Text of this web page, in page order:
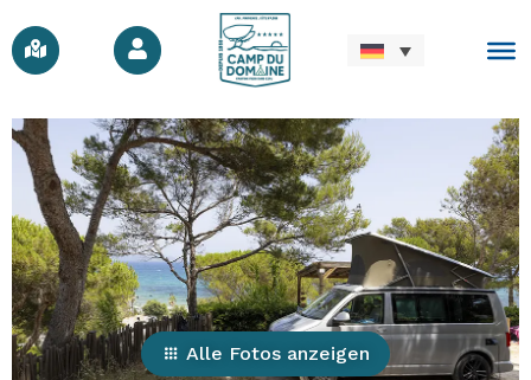
Alle Fotos anzeigen